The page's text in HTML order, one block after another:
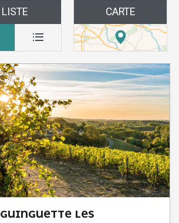
LISTE CARTE
GUINGUETTE LES